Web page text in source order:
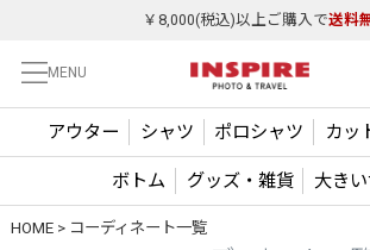
￥8,000(税込)以上ご購入で送料
MENU
アウター シャツ ポロシャツ カッ
ボトム グッズ・雑貨 大き
HOME コーディネート一覧